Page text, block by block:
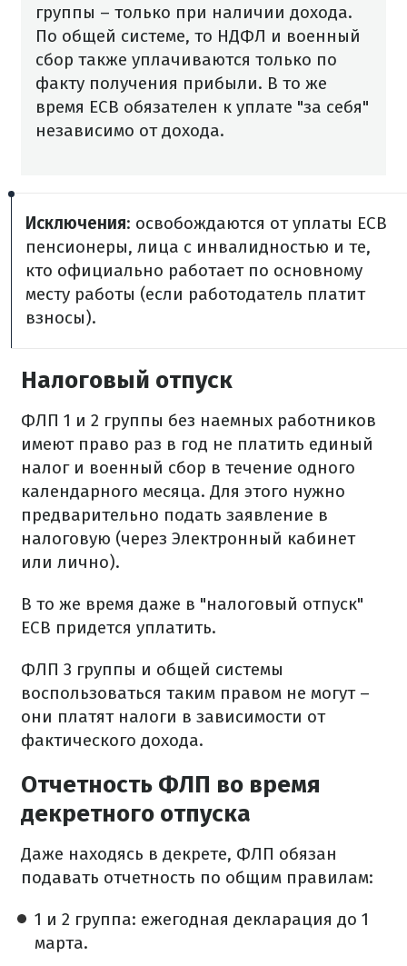
группы – только при наличии дохода.
По общей системе, то НДФЛ и военный
сбор также уплачиваются только по
факту получения прибыли. В то же
время ЕСВ обязателен к уплате "за себя"
независимо от дохода.
Исключения: освобождаются от уплаты ЕСВ
пенсионеры, лица с инвалидностью и те,
кто официально работает по основному
месту работы (если работодатель платит
взносы).
Налоговый отпуск
ФЛП 1 и 2 группы без наемных работников
имеют право раз в год не платить единый
налог и военный сбор в течение одного
календарного месяца. Для этого нужно
предварительно подать заявление в
налоговую (через Электронный кабинет
или лично).
В то же время даже в "налоговый отпуск"
ЕСВ придется уплатить.
ФЛП 3 группы и общей системы
воспользоваться таким правом не могут –
они платят налоги в зависимости от
фактического дохода.
Отчетность ФЛП во время
декретного отпуска
Даже находясь в декрете, ФЛП обязан
подавать отчетность по общим правилам:
1 и 2 группа: ежегодная декларация до 1
марта.